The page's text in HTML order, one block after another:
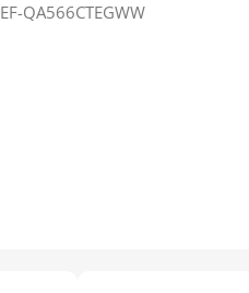
EF-QA566CTEGWW